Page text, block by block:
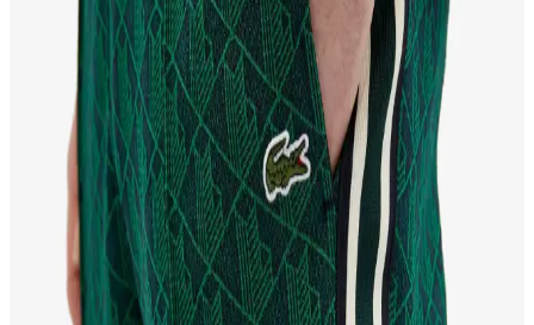
Lacoste Kadın Sweatshirt Modelleri: Şıklık ve
Konforun Buluştuğu Spor Giyim Seçenekleri
Lacoste kadın sweatshirt modelleri, marka kimliğine uygun şıklık ve
konforu bir araya getirir. Spor ve günlük kullanım için ideal olan bu
ürünler, rahat kesim ve kaliteli kumaşlarla tasarlanmıştır.
Lacoste Kazakları Moda ve Konforu Bir Arada
Sunan Ikonik Parçalar
Lacoste kazakları yüksek kaliteli malzemeleri ve ikonik
tasarımlarıyla şıklık ve konforu bir arada sunar, sürdürülebilirlik
adımlarıyla moda dünyasında öne çıkar.